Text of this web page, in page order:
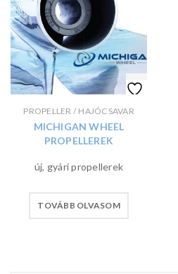
PROPELLER / HAJÓCSAVAR
MICHIGAN WHEEL
PROPELLEREK
új, gyári propellerek
TOVÁBB OLVASOM